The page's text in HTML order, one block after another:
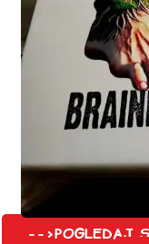
-->POGLEDAJ